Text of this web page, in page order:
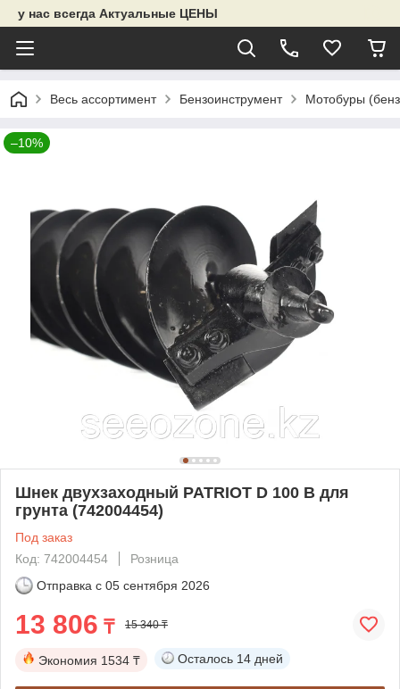
у нас всегда Актуальные ЦЕНЫ
Весь ассортимент Бензоинструмент Мотобуры
–10%
Шнек двухзаходный PATRIOT D 100 B для
грунта (742004454)
Под заказ
Код: 742004454
Розница
Отправка с 05 сентября 2026
13 806 ₸ 15 340 ₸
Экономия 1534 ₸ Осталось 14 дней